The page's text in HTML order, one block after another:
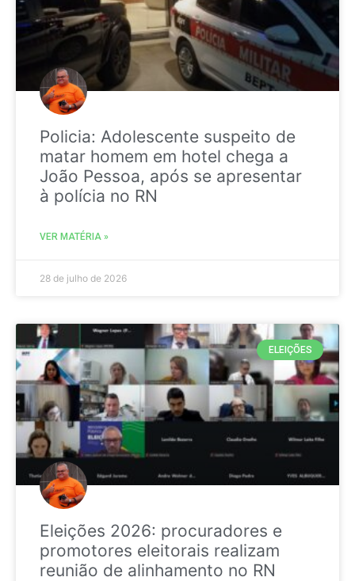
Policia: Adolescente suspeito de
matar homem em hotel chega a
João Pessoa, após se apresentar
à polícia no RN
VER MATÉRIA »
28 de julho de 2026
ELEIÇÕES
Eleições 2026: procuradores e
promotores eleitorais realizam
reunião de alinhamento no RN